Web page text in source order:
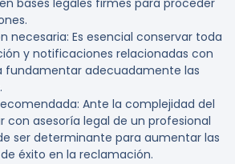
bases legales firmes para proceder
necesaria: Es esencial conservar toda
y notificaciones relacionadas con
fundamentar adecuadamente las
: Ante la complejidad del
con asesoría legal de un profesional
ser determinante para aumentar las
éxito en la reclamación.